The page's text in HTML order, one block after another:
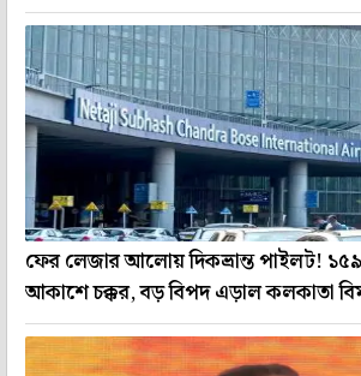
ফের লেজার আলোয় দিকভ্রান্ত পাইলট! ১৫৯
আকাশে চক্কর, বড় বিপদ এড়াল কলকাতা